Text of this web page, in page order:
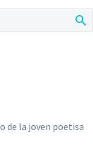
de la joven poetisa